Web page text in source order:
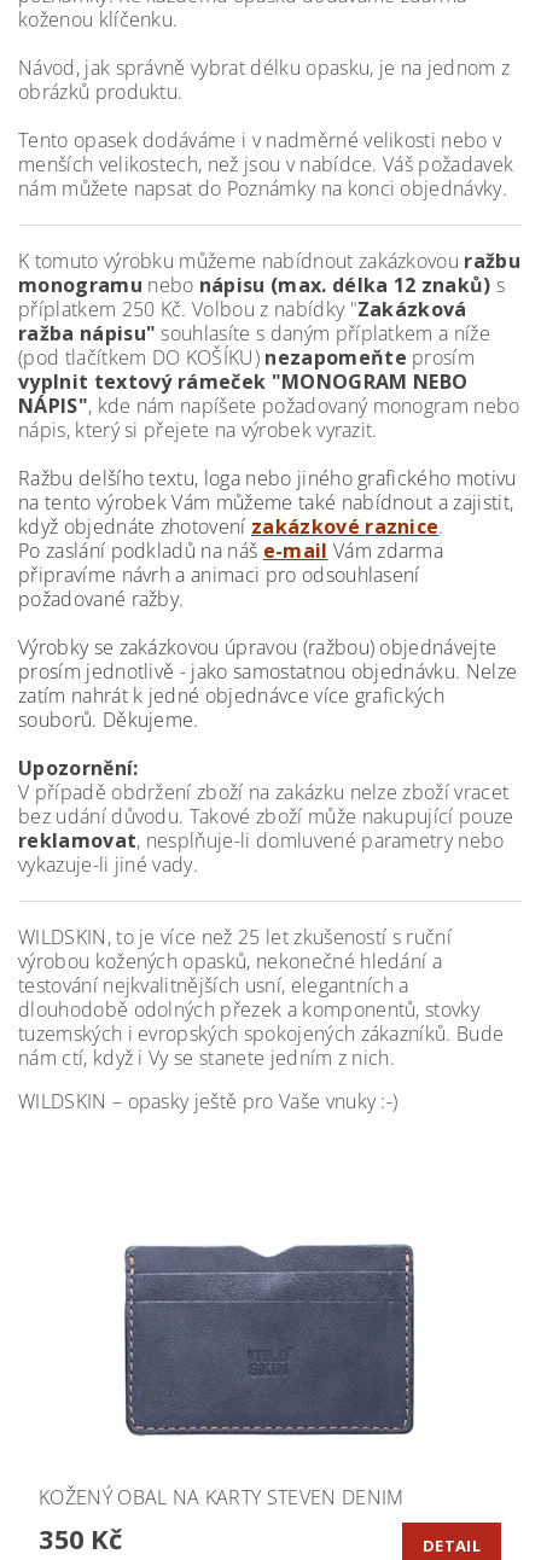
koženou klíčenku.
Návod, jak správně vybrat délku opasku, je na jednom z
obrázků produktu.
Tento opasek dodáváme i v nadměrné velikosti nebo v
menších velikostech, než jsou v nabídce. Váš požadavek
nám můžete napsat do Poznámky na konci objednávky.
K tomuto výrobku můžeme nabídnout zakázkovou ražbu
monogramu nebo nápisu (max. délka 12 znaků)s
příplatkem 250 Kč. Volbou z nabídky "Zakázková
ražba nápisu"souhlasíte s daným příplatkem a níže
(pod tlačítkem DO KOŠÍKU) nezapomeňte prosím
vyplnit textový rámeček "MONOGRAM NEBO
NÁPIS", kde nám napíšete požadovaný monogram nebo
nápis, který si přejete na výrobek vyrazit.
Ražbu delšího textu, loga nebo jiného grafického motivu
na tento výrobek Vám můžeme také nabídnout a zajistit,
když objednáte zhotovení zakázkové raznice.
Po zaslání podkladů na náš e-mail Vám zdarma
připravíme návrh a animaci pro odsouhlasení
požadované ražby.
Výrobky se zakázkovou úpravou (ražbou) objednávejte
prosím jednotlivě - jako samostatnou objednávku. Nelze
zatím nahrát k jedné objednávce více grafických
souborů. Děkujeme.
Upozornění:
V případě obdržení zboží na zakázku nelze zboží vracet
bez udání důvodu. Takové zboží může nakupující pouze
reklamovat, nesplňuje-li domluvené parametry nebo
vykazuje-li jiné vady.
WILDSKIN, to je více než 25 let zkušeností s ruční
výrobou kožených opasků, nekonečné hledání a
testování nejkvalitnějších usní, elegantních a
dlouhodobě odolných přezek a komponentů, stovky
tuzemských i evropských spokojených zákazníků. Bude
nám ctí, když i Vy se stanete jedním z nich.
WILDSKIN – opasky ještě pro Vaše vnuky :-)
KOŽENÝ OBAL NA KARTY STEVEN DENIM
350 Kč DETAIL